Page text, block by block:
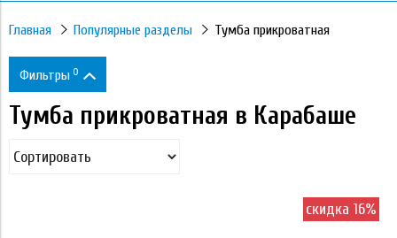
Главная Популярные разделы Тумба прикроватная
Фильтры 0
Цена
Тумба прикроватная в Карабаше
скидка 16%